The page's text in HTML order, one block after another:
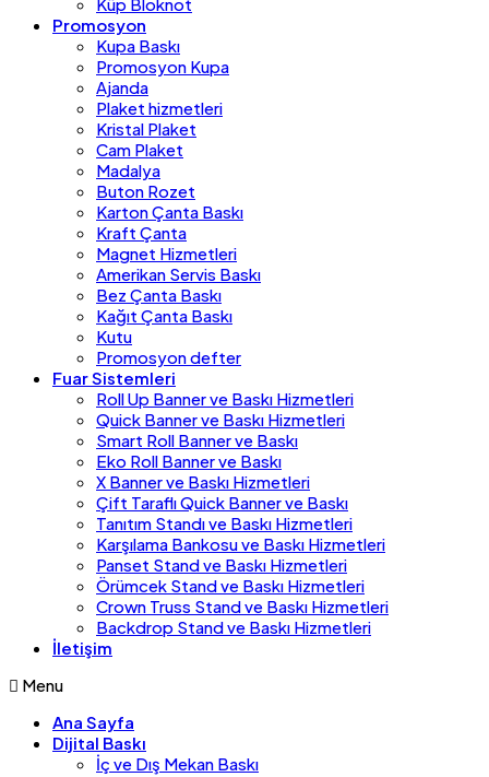
Promosyon
Kupa Baskı
Promosyon Kupa
Ajanda
Plaket hizmetleri
Kristal Plaket
Cam Plaket
Madalya
Buton Rozet
Karton Çanta Baskı
Kraft Çanta
Magnet Hizmetleri
Amerikan Servis Baskı
Bez Çanta Baskı
Kağıt Çanta Baskı
Kutu
Promosyon defter
Fuar Sistemleri
Roll Up Banner ve Baskı Hizmetleri
Quick Banner ve Baskı Hizmetleri
Smart Roll Banner ve Baskı
Eko Roll Banner ve Baskı
X Banner ve Baskı Hizmetleri
Çift Taraflı Quick Banner ve Baskı
Tanıtım Standı ve Baskı Hizmetleri
Karşılama Bankosu ve Baskı Hizmetleri
Panset Stand ve Baskı Hizmetleri
Örümcek Stand ve Baskı Hizmetleri
Crown Truss Stand ve Baskı Hizmetleri
Backdrop Stand ve Baskı Hizmetleri
İletişim
Menu
Ana Sayfa
Dijital Baskı
İç ve Dış Mekan Baskı